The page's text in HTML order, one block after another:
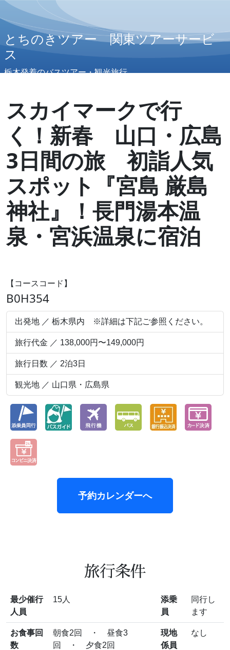
とちのきツアー 関東ツアーサービ
ス
栃木発着のバスツアー・観光旅行
スカイマークで行
く！新春 山口・広島
3日間の旅 初詣人気
スポット『宮島 厳島
神社』！長門湯本温
泉・宮浜温泉に宿泊
【コースコード】
B0H354
出発地 ／ 栃木県内 ※詳細は下記ご参照ください。
旅行代金 ／ 138,000円〜149,000円
旅行日数 ／ 2泊3日
観光地 ／ 山口県・広島県
予約カレンダーへ
旅行条件
最少催行
人員
15人
添乗
員
同行し
ます
お食事回
数
朝食2回 ・ 昼食3
回 ・ 夕食2回
現地
係員
なし